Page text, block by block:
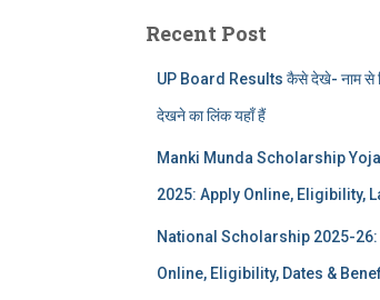
Recent Post
UP Board Results कैसे देखे- नाम से
देखने का लिंक यहाँ हैं
Manki Munda Scholarship
2025: Apply Online, Eligibility,
National Scholarship 2025-26:
Online, Eligibility, Dates &